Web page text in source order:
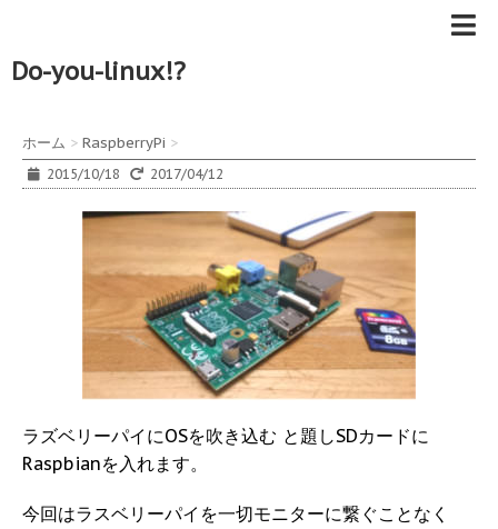
Do-you-linux!?
ホーム > RaspberryPi >
2015/10/18 2017/04/12
ラズベリーパイにOSを吹き込む と題しSDカードに
Raspbianを入れます。
今回はラスベリーパイを一切モニターに繋ぐことなく